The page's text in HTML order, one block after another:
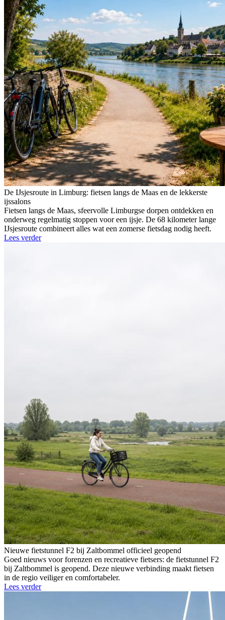
De IJsjesroute in Limburg: fietsen langs de Maas en de lekkerste
ijssalons
Fietsen langs de Maas, sfeervolle Limburgse dorpen ontdekken en
onderweg regelmatig stoppen voor een ijsje. De 68 kilometer lange
IJsjesroute combineert alles wat een zomerse fietsdag nodig heeft.
Lees verder
Nieuwe fietstunnel F2 bij Zaltbommel officieel geopend
Goed nieuws voor forenzen en recreatieve fietsers: de fietstunnel F2
bij Zaltbommel is geopend. Deze nieuwe verbinding maakt fietsen
in de regio veiliger en comfortabeler.
Lees verder